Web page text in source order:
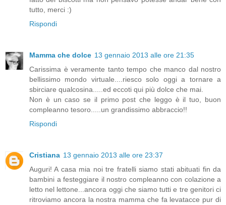
tutto, merci :)
Rispondi
Mamma che dolce 13 gennaio 2013 alle ore 21:35
Carissima è veramente tanto tempo che manco dal nostro
bellissimo mondo virtuale....riesco solo oggi a tornare a
sbirciare qualcosina.....ed eccoti qui più dolce che mai.
Non è un caso se il primo post che leggo è il tuo, buon
compleanno tesoro.....un grandissimo abbraccio!!
Rispondi
Cristiana 13 gennaio 2013 alle ore 23:37
Auguri! A casa mia noi tre fratelli siamo stati abituati fin da
bambini a festeggiare il nostro compleanno con colazione a
letto nel lettone...ancora oggi che siamo tutti e tre genitori ci
ritroviamo ancora la nostra mamma che fa levatacce pur di